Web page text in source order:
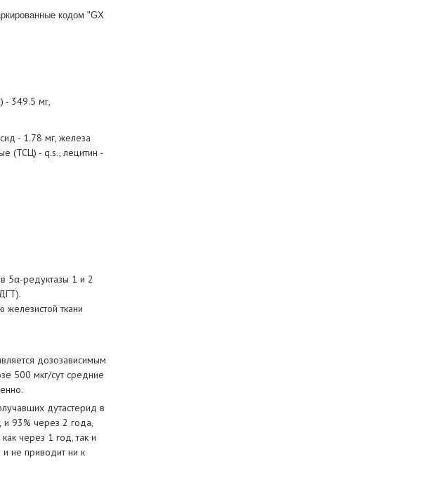
кодом "GX
- 349.5 мг,
- 1.78 мг, железа
(ТСЦ) - q.s., лецитин -
5α-редуктазы 1 и 2
железистой ткани
дозозависимым
500 мкг/сут средние
дутастерид в
и 93% через 2 года,
через 1 год, так и
не приводит ни к